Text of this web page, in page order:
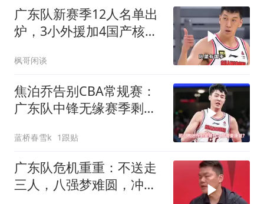
广东队新赛季12人名单出
炉，3小外援加4国产核
枫哥闲谈
焦泊乔告别CBA常规赛：
广东队中锋无缘赛季剩余
蓝桥春雪k 1跟贴
广东队危机重重：不送走
三人，八强梦难圆，冲冠